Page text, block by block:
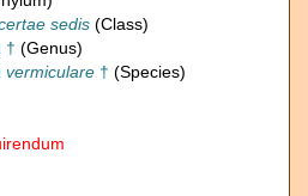
sedis (Class)
† (Genus)
vermiculare † (Species)